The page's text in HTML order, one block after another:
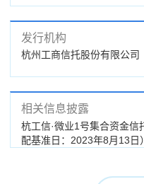
发行机构
杭州工商信托股份有限公司
相关信息披露
杭工信·微业1号集合资金
配基准日：2023年8月13日）